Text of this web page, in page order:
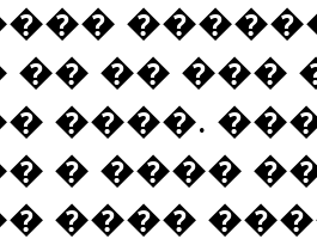
�� �� ���
����.
� ����
����